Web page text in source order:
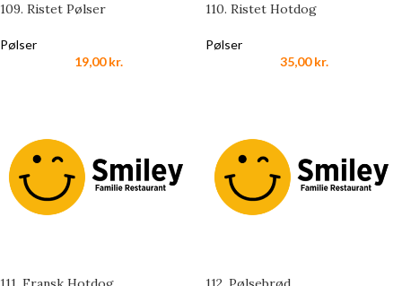
109. Ristet Pølser
Pølser
19,00kr.
110. Ristet Hotdog
Pølser
35,00kr.